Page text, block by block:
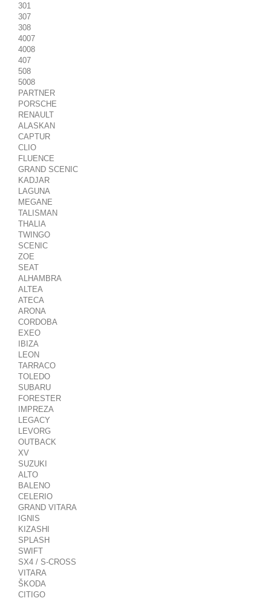
301
307
308
4007
4008
407
508
5008
PARTNER
PORSCHE
RENAULT
ALASKAN
CAPTUR
CLIO
FLUENCE
GRAND SCENIC
KADJAR
LAGUNA
MEGANE
TALISMAN
THALIA
TWINGO
SCENIC
ZOE
SEAT
ALHAMBRA
ALTEA
ATECA
ARONA
CORDOBA
EXEO
IBIZA
LEON
TARRACO
TOLEDO
SUBARU
FORESTER
IMPREZA
LEGACY
LEVORG
OUTBACK
XV
SUZUKI
ALTO
BALENO
CELERIO
GRAND VITARA
IGNIS
KIZASHI
SPLASH
SWIFT
SX4 / S-CROSS
VITARA
ŠKODA
CITIGO